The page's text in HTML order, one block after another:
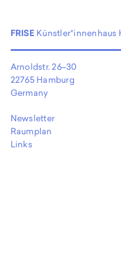
FRISE Künstler*innenhaus
Arnoldstr. 26–30
22765 Hamburg
Germany
Newsletter
Raumplan
Links